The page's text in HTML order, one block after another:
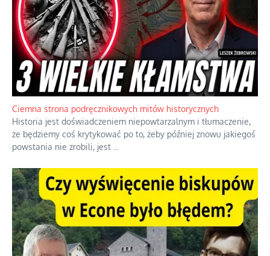
Ciemna strona podręcznikowych mitów historycznych
Historia jest doświadczeniem niepowtarzalnym i tłumaczenie,
że będziemy coś krytykować po to, żeby później znowu jakiegoś
powstania nie zrobili, jest